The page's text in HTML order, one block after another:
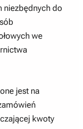
niezbędnych do
we
jest na
kwoty